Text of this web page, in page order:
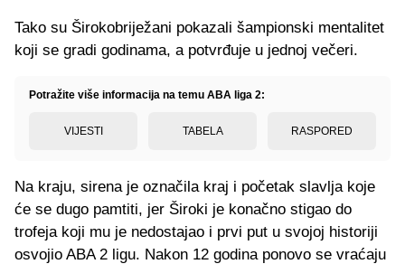
Tako su Širokobriježani pokazali šampionski mentalitet
koji se gradi godinama, a potvrđuje u jednoj večeri.
Potražite više informacija na temu ABA liga 2:
VIJESTI TABELA RASPORED
Na kraju, sirena je označila kraj i početak slavlja koje
će se dugo pamtiti, jer Široki je konačno stigao do
trofeja koji mu je nedostajao i prvi put u svojoj historiji
osvojio ABA 2 ligu. Nakon 12 godina ponovo se vraćaju